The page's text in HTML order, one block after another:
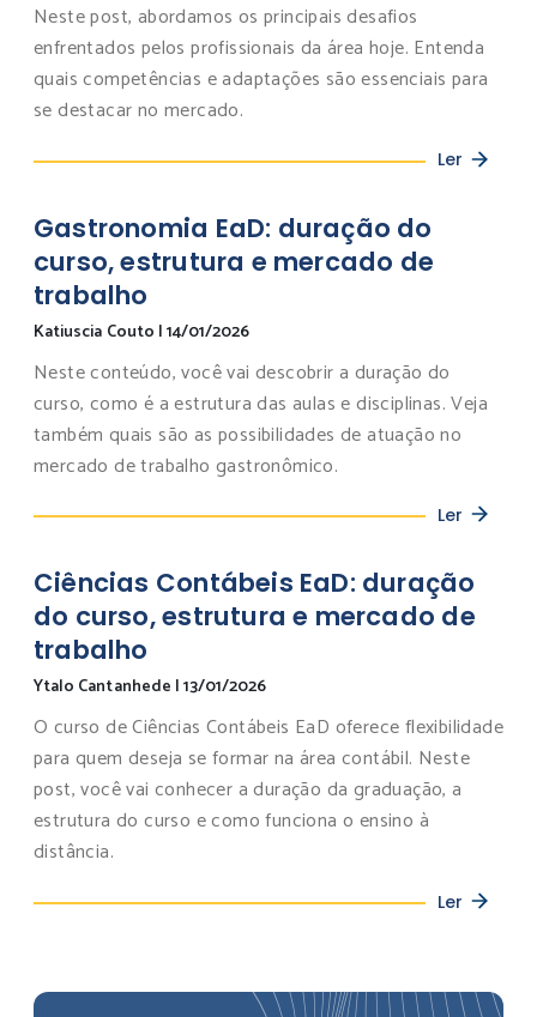
Neste post, abordamos os principais desafios
enfrentados pelos profissionais da área hoje. Entenda
quais competências e adaptações são essenciais para
se destacar no mercado.
Ler
Gastronomia EaD: duração do
curso, estrutura e mercado de
trabalho
Katiuscia Couto |14/01/2026
Neste conteúdo, você vai descobrir a duração do
curso, como é a estrutura das aulas e disciplinas. Veja
também quais são as possibilidades de atuação no
mercado de trabalho gastronômico.
Ler
Ciências Contábeis EaD: duração
do curso, estrutura e mercado de
trabalho
Ytalo Cantanhede |13/01/2026
O curso de Ciências Contábeis EaD oferece flexibilidade
para quem deseja se formar na área contábil. Neste
post, você vai conhecer a duração da graduação, a
estrutura do curso e como funciona o ensino à
distância.
Ler